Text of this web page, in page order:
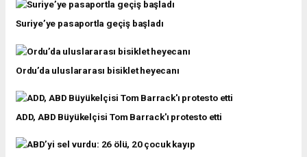
Suriye’ye pasaportla geçiş başladı
Ordu’da uluslararası bisiklet heyecanı
ADD, ABD Büyükelçisi Tom Barrack'ı protesto etti